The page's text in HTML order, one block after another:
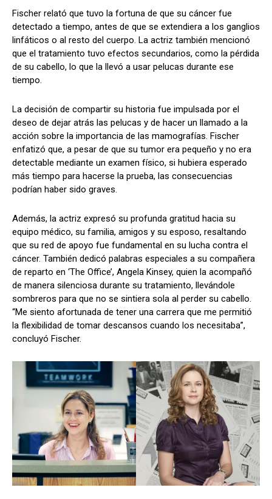
Fischer relató que tuvo la fortuna de que su cáncer fue
detectado a tiempo, antes de que se extendiera a los ganglios
linfáticos o al resto del cuerpo. La actriz también mencionó
que el tratamiento tuvo efectos secundarios, como la pérdida
de su cabello, lo que la llevó a usar pelucas durante ese
tiempo.
La decisión de compartir su historia fue impulsada por el
deseo de dejar atrás las pelucas y de hacer un llamado a la
acción sobre la importancia de las mamografías. Fischer
enfatizó que, a pesar de que su tumor era pequeño y no era
detectable mediante un examen físico, si hubiera esperado
más tiempo para hacerse la prueba, las consecuencias
podrían haber sido graves.
Además, la actriz expresó su profunda gratitud hacia su
equipo médico, su familia, amigos y su esposo, resaltando
que su red de apoyo fue fundamental en su lucha contra el
cáncer. También dedicó palabras especiales a su compañera
de reparto en ‘The Office’, Angela Kinsey, quien la acompañó
de manera silenciosa durante su tratamiento, llevándole
sombreros para que no se sintiera sola al perder su cabello.
“Me siento afortunada de tener una carrera que me permitió
la flexibilidad de tomar descansos cuando los necesitaba”,
concluyó Fischer.